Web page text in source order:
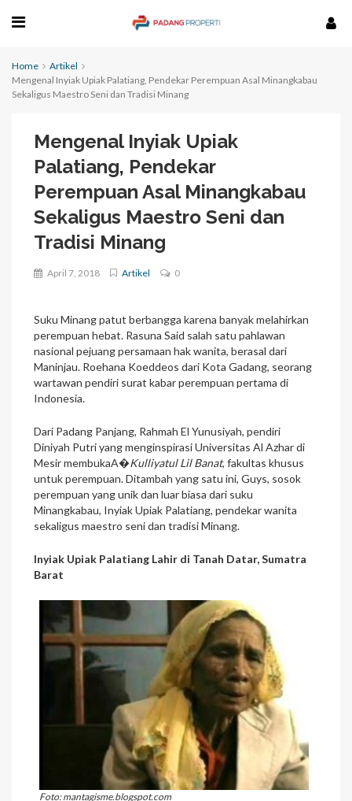
Home
Artikel
Mengenal Inyiak Upiak Palatiang, Pendekar Perempuan Asal Minangkabau
Sekaligus Maestro Seni dan Tradisi Minang
Mengenal Inyiak Upiak
Palatiang, Pendekar
Perempuan Asal Minangkabau
Sekaligus Maestro Seni dan
Tradisi Minang
April 7, 2018 Artikel 0
Suku Minang patut berbangga karena banyak melahirkan
perempuan hebat. Rasuna Said salah satu pahlawan
nasional pejuang persamaan hak wanita, berasal dari
Maninjau. Roehana Koeddeos dari Kota Gadang, seorang
wartawan pendiri surat kabar perempuan pertama di
Indonesia.
Dari Padang Panjang, Rahmah El Yunusiyah, pendiri
Diniyah Putri yang menginspirasi Universitas Al Azhar di
Mesir membukaA�Kulliyatul Lil Banat, fakultas khusus
untuk perempuan. Ditambah yang satu ini, Guys, sosok
perempuan yang unik dan luar biasa dari suku
Minangkabau, Inyiak Upiak Palatiang, pendekar wanita
sekaligus maestro seni dan tradisi Minang.
Inyiak Upiak Palatiang Lahir di Tanah Datar, Sumatra
Barat
Foto: mantagisme.blogspot.com